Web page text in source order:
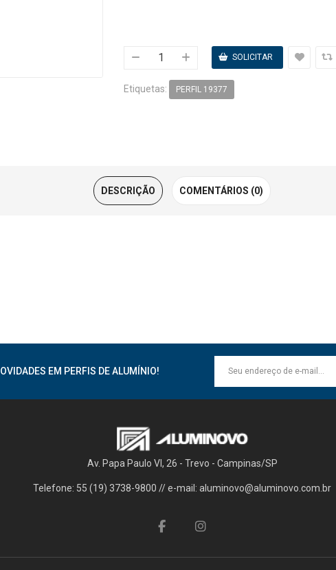
Etiquetas: PERFIL 19377
DESCRIÇÃO COMENTÁRIOS (0)
EM PERFIS DE ALUMÍNIO!
Av. Papa Paulo VI, 26 - Trevo - Campinas/SP
Telefone: 55 (19) 3738-9800 // e-mail: aluminovo@aluminovo.com.br